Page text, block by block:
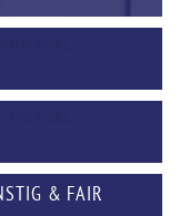
& FAIR